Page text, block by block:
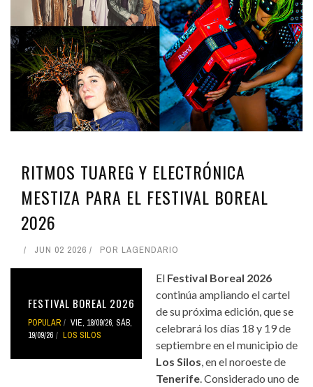
RITMOS TUAREG Y ELECTRÓNICA
MESTIZA PARA EL FESTIVAL BOREAL
2026
JUN 02 2026 POR LAGENDARIO
FESTIVAL BOREAL 2026
POPULAR VIE, 18/09/26, SÁB,
19/09/26
LOS SILOS
El Festival Boreal 2026
continúa ampliando el cartel
de su próxima edición, que se
celebrará los días 18 y 19 de
septiembre en el municipio de
Los Silos, en el noroeste de
Tenerife. Considerado uno de